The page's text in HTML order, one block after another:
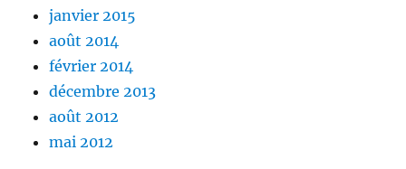
janvier 2015
août 2014
février 2014
décembre 2013
août 2012
mai 2012